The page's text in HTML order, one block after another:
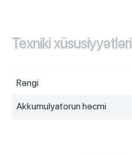
Texniki xüsusiyyətləri
Rəngi
Akkumulyatorun həcmi